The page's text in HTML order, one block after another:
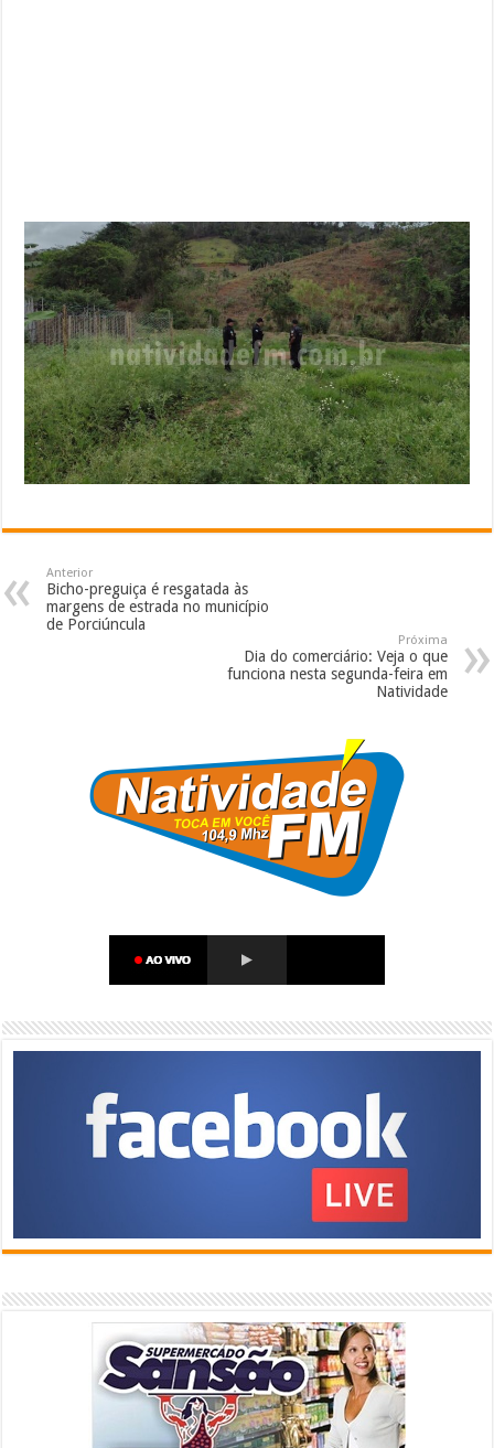
Anterior
Bicho-preguiça é resgatada às
margens de estrada no município
de Porciúncula
Próxima
Dia do comerciário: Veja o que
funciona nesta segunda-feira em
Natividade